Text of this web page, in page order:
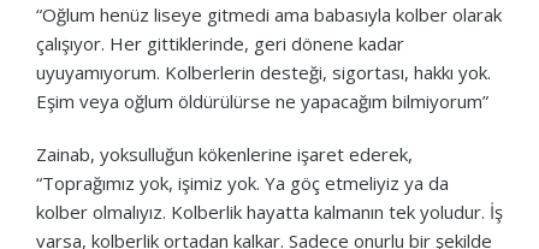
“Oğlum henüz liseye gitmedi ama babasıyla kolber olarak
çalışıyor. Her gittiklerinde, geri dönene kadar
uyuyamıyorum. Kolberlerin desteği, sigortası, hakkı yok.
Eşim veya oğlum öldürülürse ne yapacağım bilmiyorum”
Zainab, yoksulluğun kökenlerine işaret ederek,
“Toprağımız yok, işimiz yok. Ya göç etmeliyiz ya da
kolber olmalıyız. Kolberlik hayatta kalmanın tek yoludur. İş
varsa, kolberlik ortadan kalkar. Sadece onurlu bir şekilde